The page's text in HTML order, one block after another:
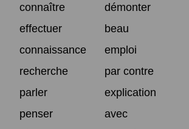
connaître
démonter
effectuer
beau
connaissance
emploi
recherche
par contre
parler
explication
penser
avec